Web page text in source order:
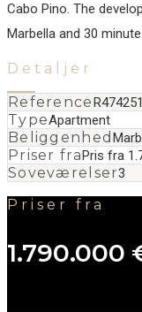
Cabo ‌Pino. The
Marbella ‌and ‌30
Detaljer
Reference
TypeApartment
Beliggenhed
Priser fraPris fra
Soveværelser3
Priser fra
1.790.000